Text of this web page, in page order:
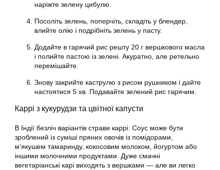
наріжте зелену цибулю.
Посоліть зелень, поперчіть, складіть у блендер,
влийте олію і подрібніть зелень у пасту.
Додайте в гарячий рис решту 20 г вершкового масла
і полийте пастою із зелені. Акуратно, але ретельно
перемішайте.
Знову закрийте каструлю з рисом рушником і дайте
настоятися 5 хв. Подавайте зелений рис гарячим.
Каррі з кукурудзи та цвітної капусти
В Індії безліч варіантів страви каррі. Соус може бути
зроблений із суміші пряних овочів із помідорами,
м’якушем тамаринду, кокосовим молоком, йогуртом або
іншими молочними продуктами. Дуже смачні
вегетаріанські карі виходять з вершками — але ви легко